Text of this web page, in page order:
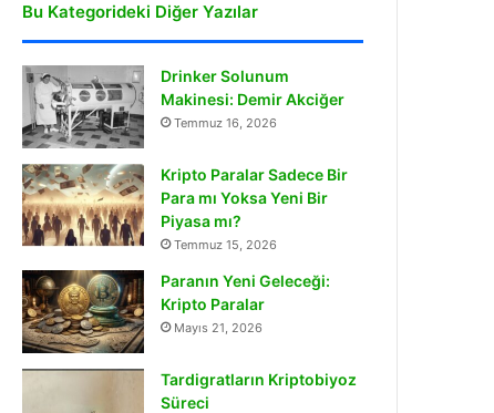
Bu Kategorideki Diğer Yazılar
Drinker Solunum
Makinesi: Demir Akciğer
Temmuz 16, 2026
Kripto Paralar Sadece Bir
Para mı Yoksa Yeni Bir
Piyasa mı?
Temmuz 15, 2026
Paranın Yeni Geleceği:
Kripto Paralar
Mayıs 21, 2026
Tardigratların Kriptobiyoz
Süreci